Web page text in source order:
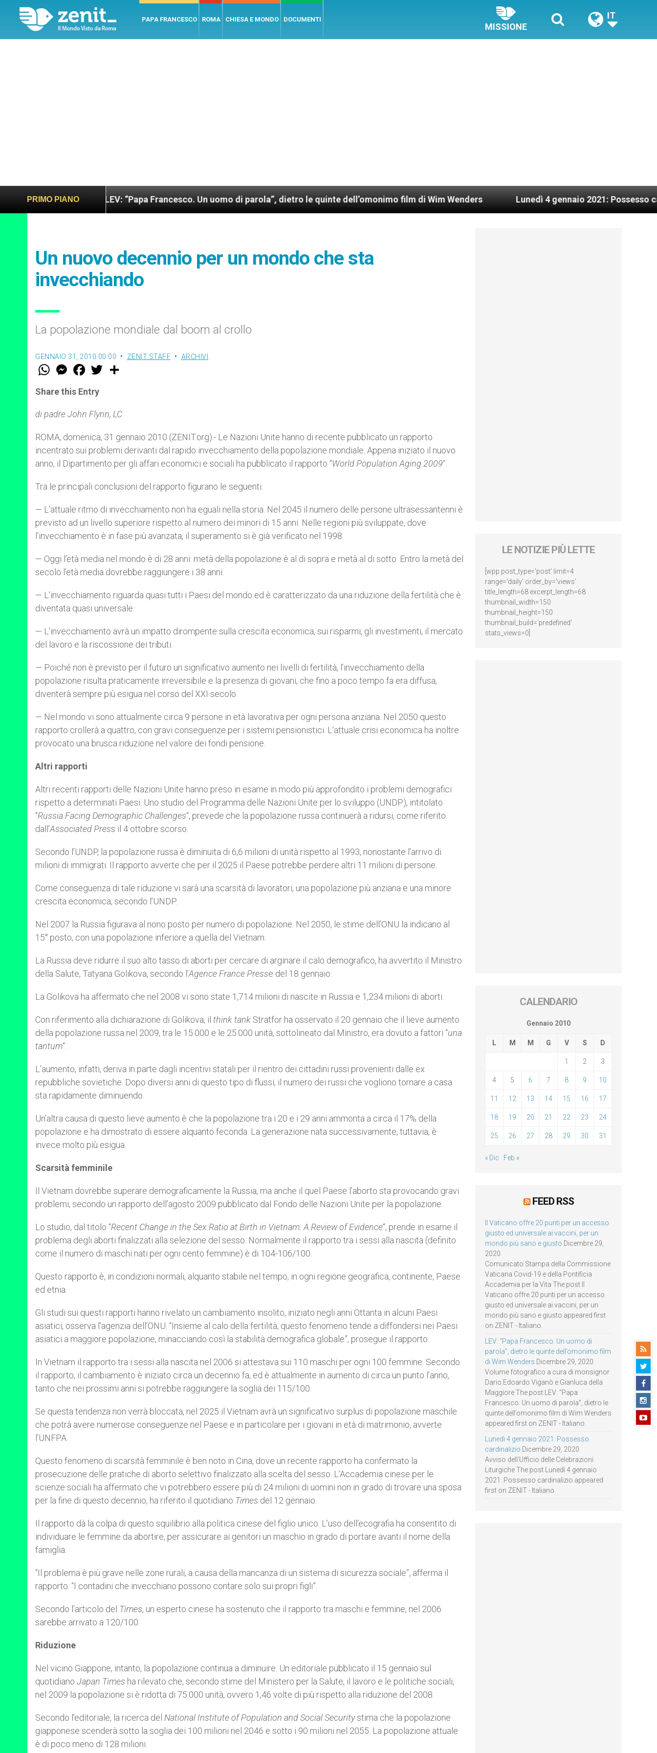
PAPA FRANCESCO ROMA CHIESA E MONDO DOCUMENTI
MISSIONE
IT
PRIMO PIANO
LEV: “Papa Francesco. Un uomo di parola”, dietro le quinte dell’omonimo film di Wim Wenders Lunedì 4 gennaio 2021: Possesso cardinalizio
Un nuovo decennio per un mondo che sta
invecchiando
La popolazione mondiale dal boom al crollo
GENNAIO 31, 2010 00:00 ZENIT STAFF ARCHIVI
W
t
s
p
p
M
e
s
e
g
e
F
a
e
b
o
k
w
r
Share this Entry
di padre John Flynn, LC
ROMA, domenica, 31 gennaio 2010 (ZENIT.org).- Le Nazioni Unite hanno di recente pubblicato un rapporto
incentrato sui problemi derivanti dal rapido invecchiamento della popolazione mondiale. Appena iniziato il nuovo
anno, il Dipartimento per gli affari economici e sociali ha pubblicato il rapporto “World Population Aging 2009“.
Tra le principali conclusioni del rapporto figurano le seguenti:
— L’attuale ritmo di invecchiamento non ha eguali nella storia. Nel 2045 il numero delle persone ultrasessantenni è
previsto ad un livello superiore rispetto al numero dei minori di 15 anni. Nelle regioni più sviluppate, dove
l’invecchiamento è in fase più avanzata, il superamento si è già verificato nel 1998.
— Oggi l’età media nel mondo è di 28 anni: metà della popolazione è al di sopra e metà al di sotto. Entro la metà del
secolo l’età media dovrebbe raggiungere i 38 anni.
— L’invecchiamento riguarda quasi tutti i Paesi del mondo ed è caratterizzato da una riduzione della fertilità che è
diventata quasi universale.
— L’invecchiamento avrà un impatto dirompente sulla crescita economica, sui risparmi, gli investimenti, il mercato
del lavoro e la riscossione dei tributi.
— Poiché non è previsto per il futuro un significativo aumento nei livelli di fertilità, l’invecchiamento della
popolazione risulta praticamente irreversibile e la presenza di giovani, che fino a poco tempo fa era diffusa,
diventerà sempre più esigua nel corso del XXI secolo.
— Nel mondo vi sono attualmente circa 9 persone in età lavorativa per ogni persona anziana. Nel 2050 questo
rapporto crollerà a quattro, con gravi conseguenze per i sistemi pensionistici. L’attuale crisi economica ha inoltre
provocato una brusca riduzione nel valore dei fondi pensione.
Altri rapporti
Altri recenti rapporti delle Nazioni Unite hanno preso in esame in modo più approfondito i problemi demografici
rispetto a determinati Paesi. Uno studio del Programma delle Nazioni Unite per lo sviluppo (UNDP), intitolato
“Russia Facing Demographic Challenges“, prevede che la popolazione russa continuerà a ridursi, come riferito
dall’Associated Press il 4 ottobre scorso.
Secondo l’UNDP, la popolazione russa è diminuita di 6,6 milioni di unità rispetto al 1993, nonostante l’arrivo di
milioni di immigrati. Il rapporto avverte che per il 2025 il Paese potrebbe perdere altri 11 milioni di persone.
Come conseguenza di tale riduzione vi sarà una scarsità di lavoratori, una popolazione più anziana e una minore
crescita economica, secondo l’UNDP.
Nel 2007 la Russia figurava al nono posto per numero di popolazione. Nel 2050, le stime dell’ONU la indicano al
15° posto, con una popolazione inferiore a quella del Vietnam.
La Russia deve ridurre il suo alto tasso di aborti per cercare di arginare il calo demografico, ha avvertito il Ministro
della Salute, Tatyana Golikova, secondo l’Agence France Presse del 18 gennaio.
La Golikova ha affermato che nel 2008 vi sono state 1,714 milioni di nascite in Russia e 1,234 milioni di aborti.
Con riferimento alla dichiarazione di Golikova, il think tank Stratfor ha osservato il 20 gennaio che il lieve aumento
della popolazione russa nel 2009, tra le 15.000 e le 25.000 unità, sottolineato dal Ministro, era dovuto a fattori “una
tantum“.
L’aumento, infatti, deriva in parte dagli incentivi statali per il rientro dei cittadini russi provenienti dalle ex
repubbliche sovietiche. Dopo diversi anni di questo tipo di flussi, il numero dei russi che vogliono tornare a casa
sta rapidamente diminuendo.
Un’altra causa di questo lieve aumento è che la popolazione tra i 20 e i 29 anni ammonta a circa il 17% della
popolazione e ha dimostrato di essere alquanto feconda. La generazione nata successivamente, tuttavia, è
invece molto più esigua.
Scarsità femminile
Il Vietnam dovrebbe superare demograficamente la Russia, ma anche il quel Paese l’aborto sta provocando gravi
problemi, secondo un rapporto dell’agosto 2009 pubblicato dal Fondo delle Nazioni Unite per la popolazione.
Lo studio, dal titolo “Recent Change in the Sex Ratio at Birth in Vietnam: A Review of Evidence“, prende in esame il
problema degli aborti finalizzati alla selezione del sesso. Normalmente il rapporto tra i sessi alla nascita (definito
come il numero di maschi nati per ogni cento femmine) è di 104-106/100.
Questo rapporto è, in condizioni normali, alquanto stabile nel tempo, in ogni regione geografica, continente, Paese
ed etnia.
Gli studi sui questi rapporti hanno rivelato un cambiamento insolito, iniziato negli anni Ottanta in alcuni Paesi
asiatici, osserva l’agenzia dell’ONU. “Insieme al calo della fertilità, questo fenomeno tende a diffondersi nei Paesi
asiatici a maggiore popolazione, minacciando così la stabilità demografica globale”, prosegue il rapporto.
In Vietnam il rapporto tra i sessi alla nascita nel 2006 si attestava sui 110 maschi per ogni 100 femmine. Secondo
il rapporto, il cambiamento è iniziato circa un decennio fa, ed è attualmente in aumento di circa un punto l’anno,
tanto che nei prossimi anni si potrebbe raggiungere la soglia dei 115/100.
Se questa tendenza non verrà bloccata, nel 2025 il Vietnam avrà un significativo surplus di popolazione maschile
che potrà avere numerose conseguenze nel Paese e in particolare per i giovani in età di matrimonio, avverte
l’UNFPA.
Questo fenomeno di scarsità femminile è ben noto in Cina, dove un recente rapporto ha confermato la
prosecuzione delle pratiche di aborto selettivo finalizzato alla scelta del sesso. L’Accademia cinese per le
scienze sociali ha affermato che vi potrebbero essere più di 24 milioni di uomini non in grado di trovare una sposa
per la fine di questo decennio, ha riferito il quotidiano Times del 12 gennaio.
Il rapporto dà la colpa di questo squilibrio alla politica cinese del figlio unico. L’uso dell’ecografia ha consentito di
individuare le femmine da abortire, per assicurare ai genitori un maschio in grado di portare avanti il nome della
famiglia.
“Il problema è più grave nelle zone rurali, a causa della mancanza di un sistema di sicurezza sociale”, afferma il
rapporto. “I contadini che invecchiano possono contare solo sui propri figli”.
Secondo l’articolo del Times, un esperto cinese ha sostenuto che il rapporto tra maschi e femmine, nel 2006
sarebbe arrivato a 120/100.
Riduzione
Nel vicino Giappone, intanto, la popolazione continua a diminuire. Un editoriale pubblicato il 15 gennaio sul
quotidiano Japan Times ha rilevato che, secondo stime del Ministero per la Salute, il lavoro e le politiche sociali,
nel 2009 la popolazione si è ridotta di 75.000 unità, ovvero 1,46 volte di più rispetto alla riduzione del 2008.
Secondo l’editoriale, la ricerca del National Institute of Population and Social Securitystima che la popolazione
giapponese scenderà sotto la soglia dei 100 milioni nel 2046 e sotto i 90 milioni nel 2055. La popolazione attuale
è di poco meno di 128 milioni.
LE NOTIZIE PIÙ LETTE
[wpp post_type='post' limit=4
range='daily' order_by='views'
title_length=68 excerpt_length=68
thumbnail_width=150
thumbnail_height=150
thumbnail_build='predefined'
stats_views=0]
CALENDARIO
Gennaio 2010
L M M G V S D
1 2 3
4 5 6 7 8 9 10
11 12 13 14 15 16 17
18 19 20 21 22 23 24
25 26 27 28 29 30 31
« Dic Feb »
FEED RSS
Il Vaticano offre 20 punti per un accesso
giusto ed universale ai vaccini, per un
mondo più sano e giusto Dicembre 29,
2020
Comunicato Stampa della Commissione
Vaticana Covid-19 e della Pontificia
Accademia per la Vita The post Il
Vaticano offre 20 punti per un accesso
giusto ed universale ai vaccini, per un
mondo più sano e giusto appeared first
on ZENIT - Italiano.
LEV: “Papa Francesco. Un uomo di
parola”, dietro le quinte dell’omonimo film
di Wim Wenders Dicembre 29, 2020
Volume fotografico a cura di monsignor
Dario Edoardo Viganò e Gianluca della
Maggiore The post LEV: “Papa
Francesco. Un uomo di parola”, dietro le
quinte dell’omonimo film di Wim Wenders
appeared first on ZENIT - Italiano.
Lunedì 4 gennaio 2021: Possesso
cardinalizio Dicembre 29, 2020
Avviso dell’Ufficio delle Celebrazioni
Liturgiche The post Lunedì 4 gennaio
2021: Possesso cardinalizio appeared
first on ZENIT - Italiano.